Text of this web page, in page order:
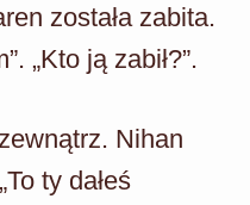
została zabita.
„Kto ją zabił?”.
Nihan
ty dałeś